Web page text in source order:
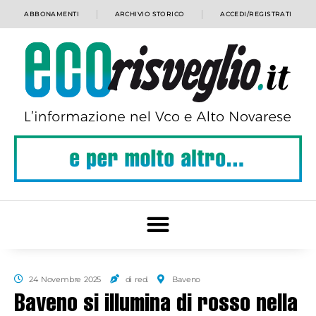
ABBONAMENTI ARCHIVIO STORICO ACCEDI/REGISTRATI
24 Novembre 2025 di red. Baveno
Baveno si illumina di rosso nella